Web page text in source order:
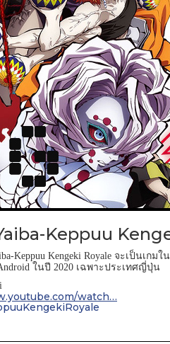
Keppuu
Keppuu Kengeki Royale จะเป็นเกม
ในปี 2020 เฉพาะประเทศญี่ปุ่น
watch…